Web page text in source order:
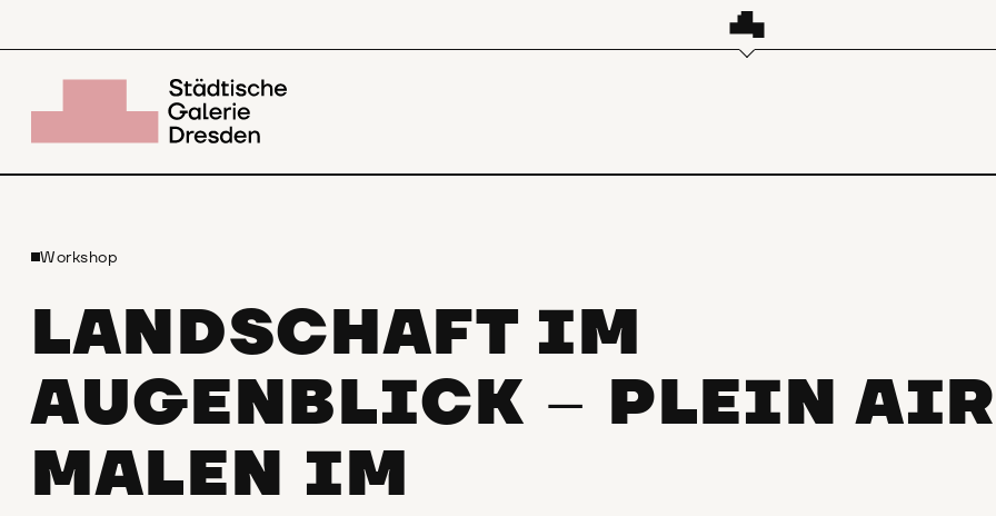
Workshop
LANDSCHAFT IM
AUGENBLICK –
PLEIN AIR
MALEN IM